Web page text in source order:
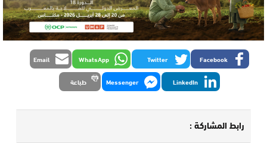
Facebook
Twitter
WhatsApp
Email
LinkedIn
Messenger طباعة
رابط المشاركة :